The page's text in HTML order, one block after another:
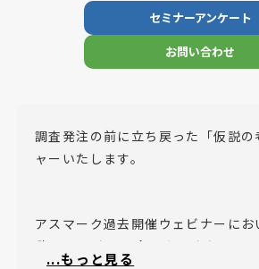
セミナーアンケート
お問い合わせ
調査発注の前に立ち戻った「仮説の
ャーいたします。
アスマーク過去開催ウェビナーに
動員1500名を記録した、人気No.1
...もっと見る